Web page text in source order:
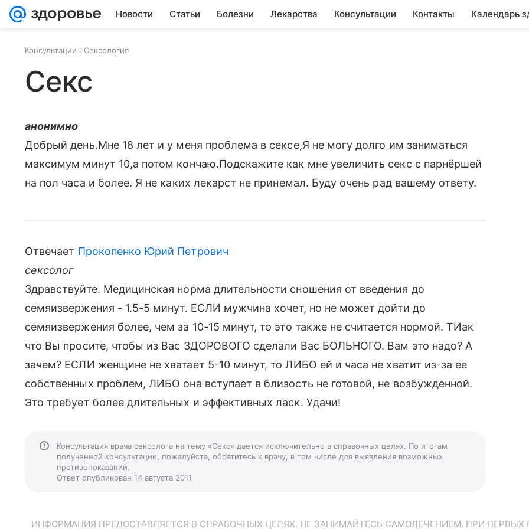
Новости Статьи Болезни Лекарства Консультации Контакты Календарь
Консультации Сексология
Секс
анонимно
Добрый день.Мне 18 лет и у меня проблема в сексе,Я не могу долго им заниматься
максимум минут 10,а потом кончаю.Подскажите как мне увеличить секс с парнёршей
на пол часа и более. Я не каких лекарст не принемал. Буду очень рад вашему ответу.
Отвечает Прокопенко Юрий Петрович
сексолог
Здравствуйте. Медицинская норма длительности сношения от введения до
семяизвержения - 1.5-5 минут. ЕСЛИ мужчина хочет, но не может дойти до
семяизвержения более, чем за 10-15 минут, то это также не считается нормой. ТИак
что Вы просите, чтобы из Вас ЗДОРОВОГО сделали Вас БОЛЬНОГО. Вам это надо? А
зачем? ЕСЛИ женщине не хватает 5-10 минут, то ЛИБО ей и часа не хватит из-за ее
собственных проблем, ЛИБО она вступает в близость не готовой, не возбужденной.
Это требует более длительных и эффективных ласк. Удачи!
Консультация врача сексолога на тему «Секс» дается исключительно в справочных целях. По итогам
полученной консультации, пожалуйста, обратитесь к врачу, в том числе для выявления возможных
противопоказаний.
Ответ опубликован 14 августа 2011
ИНФОРМАЦИЯ ПРЕДОСТАВЛЯЕТСЯ В СПРАВОЧНЫХ ЦЕЛЯХ. НЕ ЗАНИМАЙТЕСЬ САМОЛЕЧЕНИЕМ. ПРИ ПЕРВЫХ